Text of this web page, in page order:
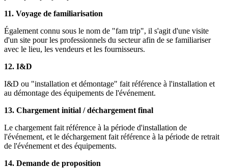
11. Voyage de familiarisation
Également connu sous le nom de "fam trip", il s'agit d'une visite
d'un site pour les professionnels du secteur afin de se familiariser
avec le lieu, les vendeurs et les fournisseurs.
12. I&D
I&D ou "installation et démontage" fait référence à l'installation et
au démontage des équipements de l'événement.
13. Chargement initial / déchargement final
Le chargement fait référence à la période d'installation de
l'événement, et le déchargement fait référence à la période de retrait
de l'événement et des équipements.
14. Demande de proposition